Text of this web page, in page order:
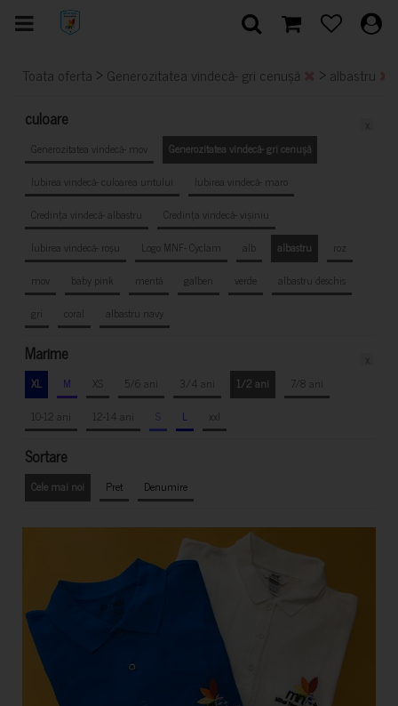
Toata oferta > Generozitatea vindecă- gri cenușă > albastru
culoare
Generozitatea vindecă- mov
Generozitatea vindecă- gri cenușă
Iubirea vindecă- culoarea untului
Iubirea vindecă- maro
Credința vindecă- albastru
Credința vindecă- vișiniu
Iubirea vindecă- roșu
Logo MNF- Cyclam alb albastru
roz
mov
baby pink mentă galben verde
albastru deschis
gri
coral albastru navy
Marime
XL M XS 5/6 ani 3/4 ani 1/2 ani
7/8 ani
10-12 ani
12-14 ani S L xxl
Sortare
Cele mai noi Pret Denumire